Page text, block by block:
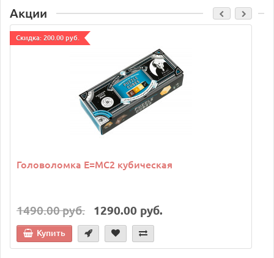
Акции
Cкидка: 200.00 руб.
Головоломка E=MC2 кубическая
1490.00 руб. 1290.00 руб.
Купить